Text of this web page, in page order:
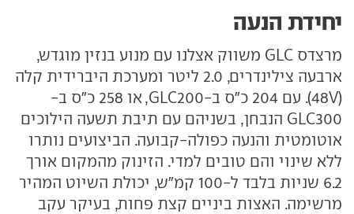
יחידת הנעה
מרצדס GLC משווק אצלנו עם מנוע בנזין מוגדש,
ארבעה צילינדרים, 2.0 ליטר ומערכת היברידית קלה
(48V). עם 204 כ"ס ב-GLC200, או 258 כ"ס ב-
GLC300 הנבחן, בשניהם עם תיבת תשעה הילוכים
אוטומטית והנעה כפולה-קבועה. הביצועים נותרו
ללא שינוי והם טובים למדי. הזינוק מהמקום אורך
6.2 שניות בלבד ל-100 קמ"ש, יכולת השיוט המהיר
מרשימה. האצות ביניים קצת פחות, בעיקר עקב